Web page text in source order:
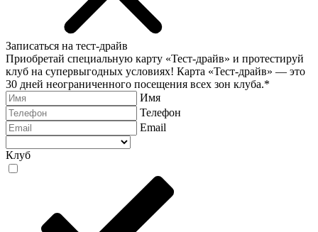
Записаться на тест-драйв
Приобретай специальную карту «Тест-драйв» и протестируй
клуб на супервыгодных условиях! Карта «Тест-драйв» — это
30 дней неограниченного посещения всех зон клуба.*
Имя
Телефон
Email
Клуб